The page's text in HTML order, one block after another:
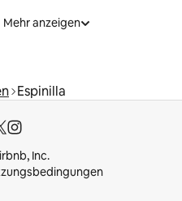
Mehr anzeigen
Espinilla
Inc.